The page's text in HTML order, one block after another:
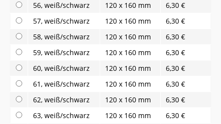
56, weiß/schwarz
120 x 160 mm
6,30 €
57, weiß/schwarz
120 x 160 mm
6,30 €
58, weiß/schwarz
120 x 160 mm
6,30 €
59, weiß/schwarz
120 x 160 mm
6,30 €
60, weiß/schwarz
120 x 160 mm
6,30 €
61, weiß/schwarz
120 x 160 mm
6,30 €
62, weiß/schwarz
120 x 160 mm
6,30 €
63, weiß/schwarz
120 x 160 mm
6,30 €